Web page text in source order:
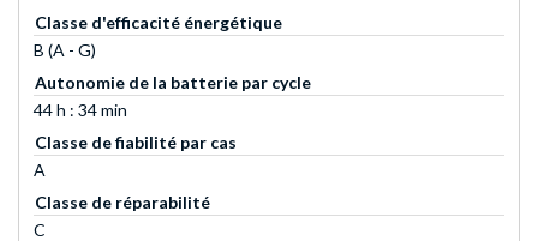
Classe d'efficacité énergétique
B (A - G)
Autonomie de la batterie par cycle
44 h : 34 min
Classe de fiabilité par cas
A
Classe de réparabilité
C